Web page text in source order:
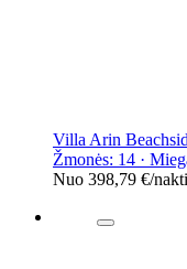
Villa Arin
Žmonės: 14 ·
Nuo 398,79 €/